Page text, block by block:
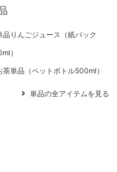
品りんごジュース（紙パック
）
茶単品（ペットボトル500ml）
単品の全アイテムを見る